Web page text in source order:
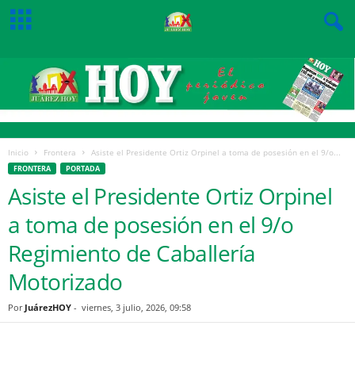
Inicio Frontera Asiste el Presidente Ortiz Orpinel a toma de posesión en el 9/o...
FRONTERA PORTADA
Asiste el Presidente Ortiz Orpinel
a toma de posesión en el 9/o
Regimiento de Caballería
Motorizado
Por JuárezHOY - viernes, 3 julio, 2026, 09:58